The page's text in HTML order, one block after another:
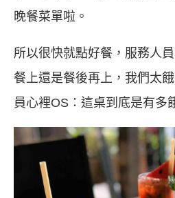
晚餐菜單啦。
所以很快就點好餐，服務人
餐上還是餐後再上，我們太
員心裡OS：這桌到底是有多